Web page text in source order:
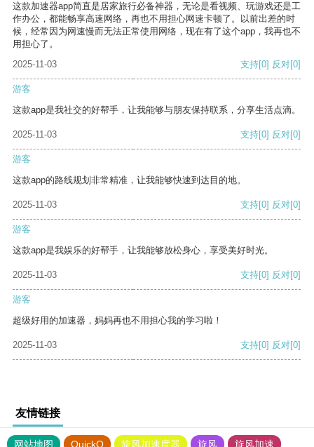
这款加速器app简直是居家旅行必备神器，无论是看视频、玩游戏还是工
作办公，都能畅享高速网络，再也不用担心网速卡顿了。以前出差的时
候，经常因为网速慢而无法正常使用网络，现在有了这个app，我再也不
用担心了。
2025-11-03
支持[0] 反对[0]
游客
这款app是我社交的好帮手，让我能够与朋友保持联系，分享生活点滴。
2025-11-03 支持[0] 反对[0]
游客
这款app的路线规划非常精准，让我能够快速到达目的地。
2025-11-03 支持[0] 反对[0]
游客
这款app是我娱乐的好帮手，让我能够放松身心，享受美好时光。
2025-11-03 支持[0] 反对[0]
游客
超级好用的加速器，妈妈再也不用担心我的学习啦！
2025-11-03 支持[0] 反对[0]
友情链接
网站地图 QuickQ 旋风加速度器 旋风 旋风加速